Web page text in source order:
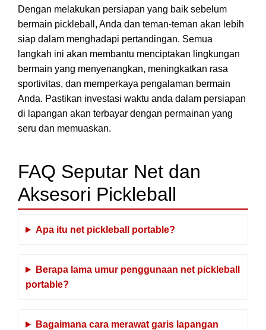
Dengan melakukan persiapan yang baik sebelum
bermain pickleball, Anda dan teman-teman akan lebih
siap dalam menghadapi pertandingan. Semua
langkah ini akan membantu menciptakan lingkungan
bermain yang menyenangkan, meningkatkan rasa
sportivitas, dan memperkaya pengalaman bermain
Anda. Pastikan investasi waktu anda dalam persiapan
di lapangan akan terbayar dengan permainan yang
seru dan memuaskan.
FAQ Seputar Net dan
Aksesori Pickleball
Apa itu net pickleball portable?
Berapa lama umur penggunaan net pickleball
portable?
Bagaimana cara merawat garis lapangan